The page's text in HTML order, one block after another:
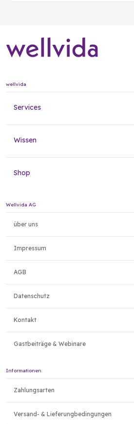
wellvida
Services
Wissen
Shop
Wellvida AG
über uns
Impressum
AGB
Datenschutz
Kontakt
Gastbeiträge & Webinare
Informationen
Zahlungsarten
Versand- & Lieferungbedingungen